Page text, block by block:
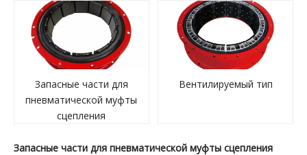
Запасные части для
пневматической муфты
сцепления
Вентилируемый тип
Запасные части для пневматической муфты сцепления